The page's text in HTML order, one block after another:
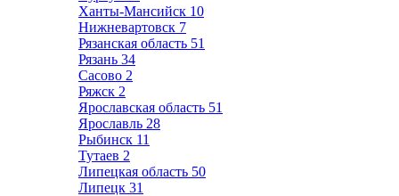
Ханты-Мансийск 10
Нижневартовск 7
Рязанская область 51
Рязань 34
Сасово 2
Ряжск 2
Ярославская область 51
Ярославль 28
Рыбинск 11
Тутаев 2
Липецкая область 50
Липецк 31